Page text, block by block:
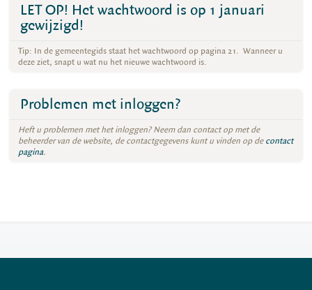
LET OP! Het wachtwoord is op 1 januari
gewijzigd!
Tip: In de gemeentegids staat het wachtwoord op pagina 21. Wanneer u
deze ziet, snapt u wat nu het nieuwe wachtwoord is.
Problemen met inloggen?
Heft u problemen met het inloggen? Neem dan contact op met de
beheerder van de website, de contactgegevens kunt u vinden op decontact
pagina.